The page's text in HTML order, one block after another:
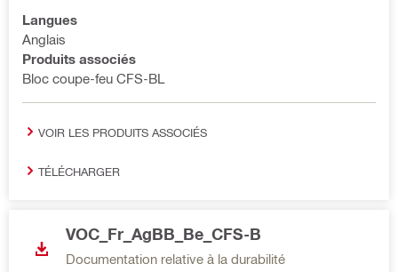
Langues
Anglais
Produits associés
Bloc coupe-feu CFS-BL
VOIR LES PRODUITS ASSOCIÉS
TÉLÉCHARGER
VOC_Fr_AgBB_Be_CFS-B
Documentation relative à la durabilité